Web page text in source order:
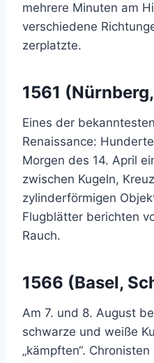
mehrere Minuten am
verschiedene
zerplatzte.
1561
Eines der
Renaissance:
Morgen des 14. April
zwischen Kugeln,
zylinderförmigen
Flugblätter berichten
Rauch.
1566 (Basel,
Am 7. und 8. August
schwarze und weiße
„kämpften“.